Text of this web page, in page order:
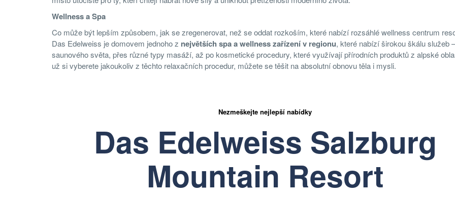
Wellness a Spa
Co může být lepším způsobem, jak se zregenerovat, než se oddat rozkoším, které nabízí rozsáhlé wellness centrum
Das Edelweiss je domovem jednoho z největších spa a wellness zařízení v regionu, které nabízí širokou škálu služeb
saunového světa, přes různé typy masáží, až po kosmetické procedury, které využívají přírodních produktů z alpské
už si vyberete jakoukoliv z těchto relaxačních procedur, můžete se těšit na absolutní obnovu těla i mysli.
Nezmeškejte nejlepší nabídky
Das Edelweiss Salzburg
Mountain Resort